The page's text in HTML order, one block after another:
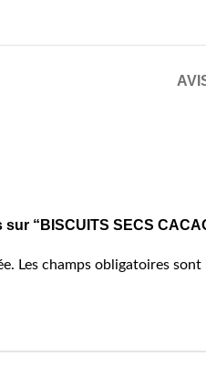
“BISCUITS SECS
Les champs obligatoires sont